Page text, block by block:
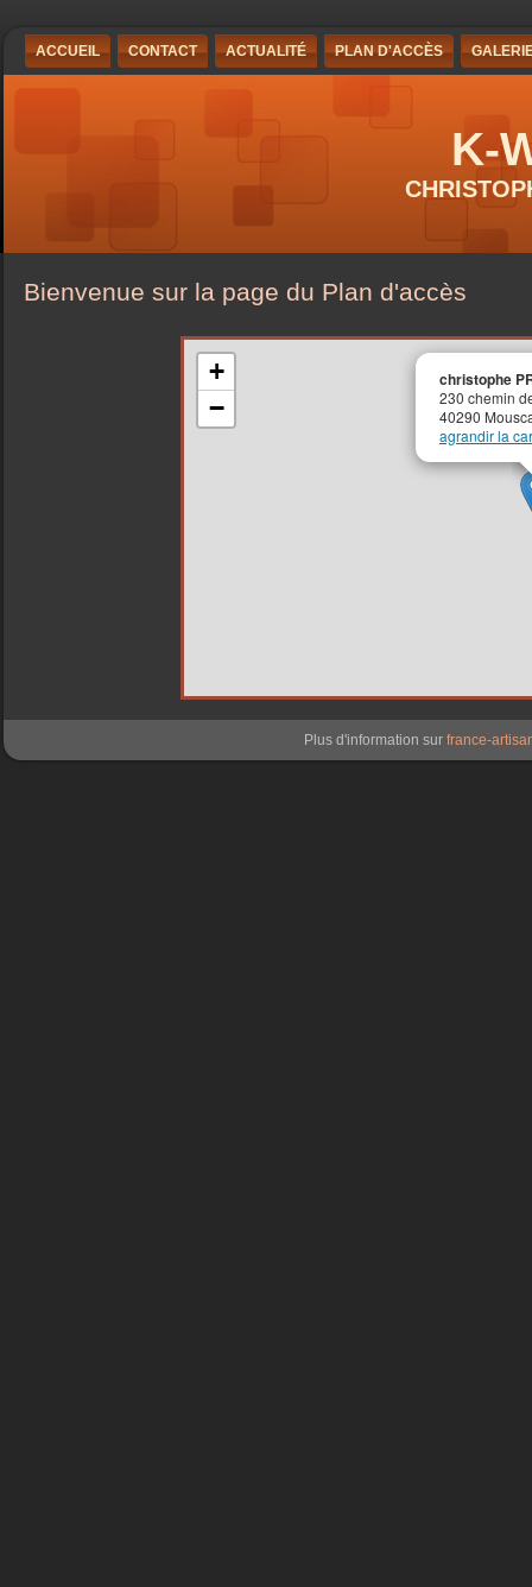
ACCUEIL CONTACT ACTUALITÉ PLAN D'ACCÈS
K-
Bienvenue sur la page du Plan d'accès
christophe
230 chemin
40290
agrandir la
+
−
Plus d'information sur france-